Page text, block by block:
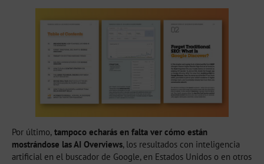
Por último, tampoco echarás en falta ver cómo están
mostrándose las AI Overviews, los resultados con inteligencia
artificial en el buscador de Google, en Estados Unidos o en otros